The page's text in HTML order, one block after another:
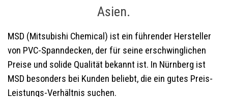
Asien.
MSD (Mitsubishi Chemical) ist ein führender Hersteller
von PVC-Spanndecken, der für seine erschwinglichen
Preise und solide Qualität bekannt ist. In Nürnberg ist
MSD besonders bei Kunden beliebt, die ein gutes Preis-
Leistungs-Verhältnis suchen.